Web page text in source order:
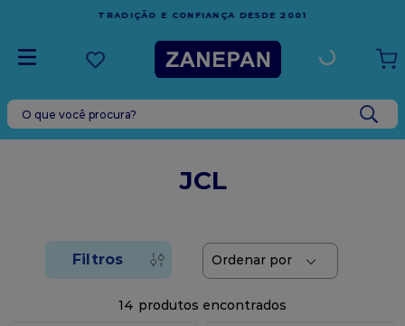
EM COMPRAS ACIMA DE R$1.000,00 PARA O
ESPÍRITO SANTO
O que você procura?
JCL
14
TERMOS MAIS BUSCADOS
top harald
bala